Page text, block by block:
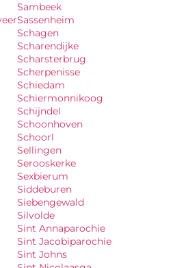
Sambeek
Sassenheim
Schagen
Scharendijke
Scharsterbrug
Scherpenisse
Schiedam
Schiermonnikoog
Schijndel
Schoonhoven
Schoorl
Sellingen
Serooskerke
Sexbierum
Siddeburen
Siebengewald
Silvolde
Sint Annaparochie
Sint Jacobiparochie
Sint Johns